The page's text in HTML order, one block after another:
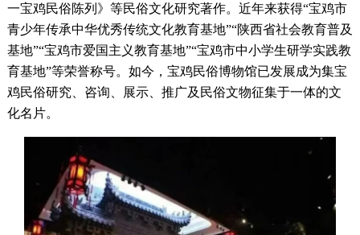
一宝鸡民俗陈列》等民俗文化研究著作。近年来获得“宝鸡市
青少年传承中华优秀传统文化教育基地”“陕西省社会教育普及
基地”“宝鸡市爱国主义教育基地”“宝鸡市中小学生研学实践教
育基地”等荣誉称号。如今，宝鸡民俗博物馆已发展成为集宝
鸡民俗研究、咨询、展示、推广及民俗文物征集于一体的文
化名片。